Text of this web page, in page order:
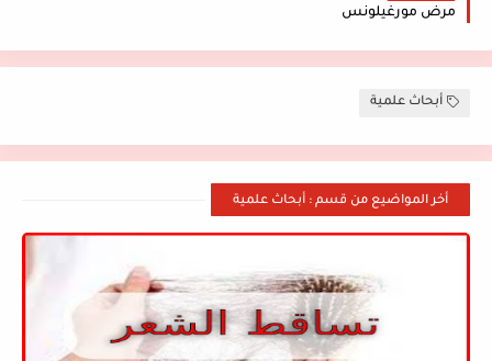
مرض مورغيلونس
أبحاث علمية
أخر المواضيع من قسم : أبحاث علمية